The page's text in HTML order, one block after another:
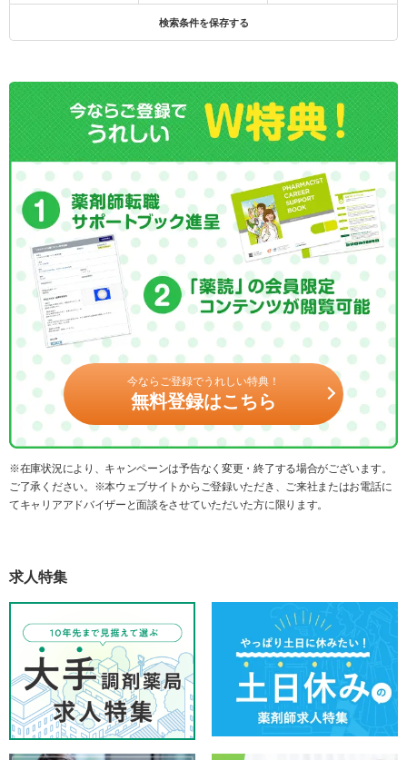
検索条件を保存する
今ならご登録でうれしい特典！
無料登録はこちら
※在庫状況により、キャンペーンは予告なく変更・終了する場合がございます。
ご了承ください。※本ウェブサイトからご登録いただき、ご来社またはお電話に
てキャリアアドバイザーと面談をさせていただいた方に限ります。
求人特集